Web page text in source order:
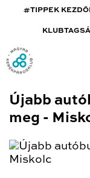
#TIPPEK
Újabb
meg -